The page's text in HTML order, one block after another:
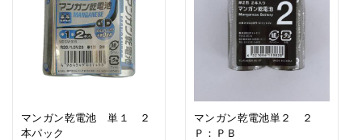
マンガン乾電池 単１ ２
本パック
マンガン乾電池単２ ２
Ｐ：ＰＢ